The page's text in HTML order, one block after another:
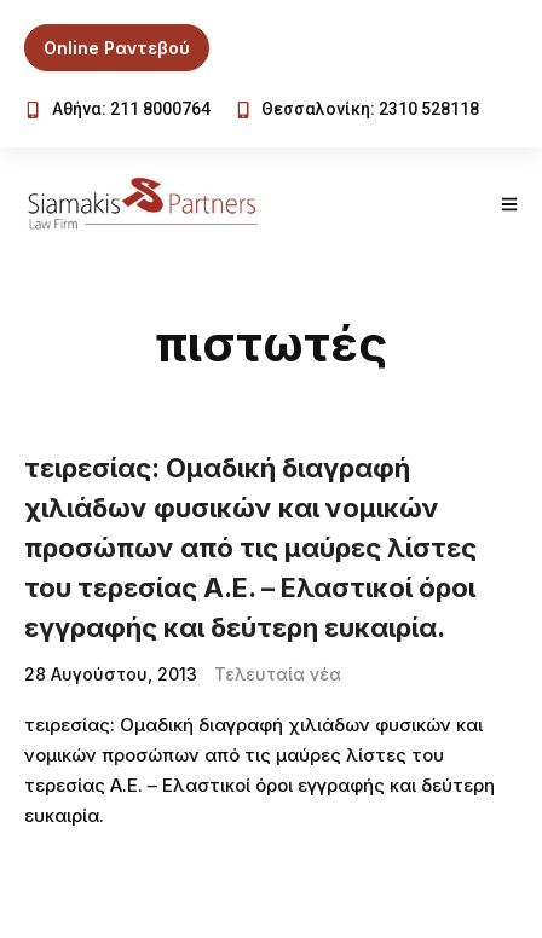
Online Ραντεβού
Αθήνα: 211 8000764 Θεσσαλονίκη: 2310 528118
πιστωτές
τειρεσίας: Ομαδική διαγραφή
χιλιάδων φυσικών και νομικών
προσώπων από τις μαύρες λίστες
του τερεσίας Α.Ε. – Ελαστικοί όροι
εγγραφής και δεύτερη ευκαιρία.
28 Αυγούστου, 2013 Τελευταία νέα
τειρεσίας: Ομαδική διαγραφή χιλιάδων φυσικών και
νομικών προσώπων από τις μαύρες λίστες του
τερεσίας Α.Ε. – Ελαστικοί όροι εγγραφής και δεύτερη
ευκαιρία.